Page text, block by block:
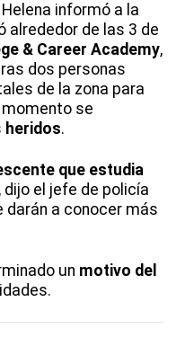
informó a la
alrededor de las 3 de
& Career Academy,
dos personas
de la zona para
se
heridos.
que estudia
dijo el jefe de policía
darán a conocer más
un motivo del